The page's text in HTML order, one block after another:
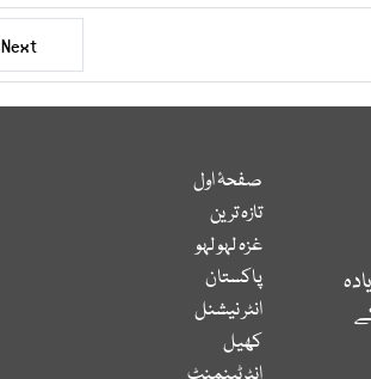
Next »
صفحۂ اول
تازہ ترین
غزہ لہو لہو
پاکستان
انٹر نیشنل
کھیل